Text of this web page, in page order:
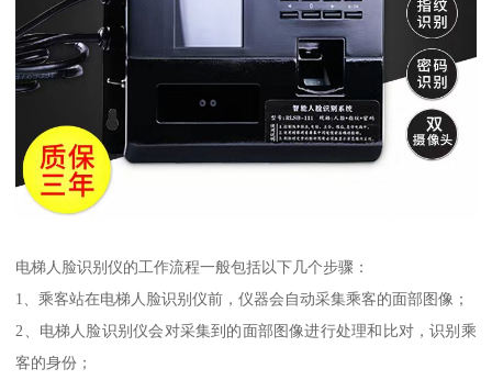
电梯人脸识别仪的工作流程一般包括以下几个步骤：
1、乘客站在电梯人脸识别仪前，仪器会自动采集乘客的面部图像；
2、电梯人脸识别仪会对采集到的面部图像进行处理和比对，识别乘
客的身份；